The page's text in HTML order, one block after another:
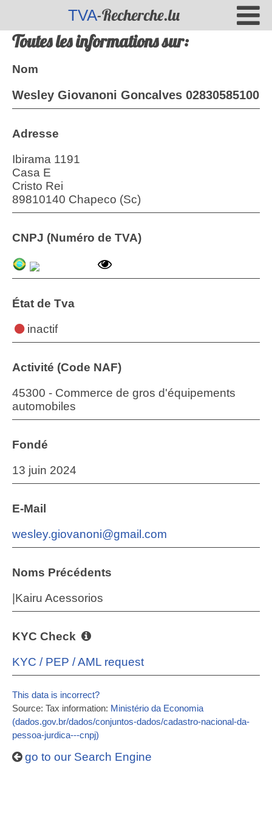
TVA-Recherche.lu
Toutes les informations sur:
Nom
Wesley Giovanoni Goncalves 02830585100
Adresse
Ibirama 1191
Casa E
Cristo Rei
89810140 Chapeco (Sc)
CNPJ (Numéro de TVA)
État de Tva
inactif
Activité (Code NAF)
45300 - Commerce de gros d'équipements
automobiles
Fondé
13 juin 2024
E-Mail
wesley.giovanoni@gmail.com
Noms Précédents
|Kairu Acessorios
KYC Check
KYC / PEP / AML request
This data is incorrect?
Source: Tax information: Ministério da Economia
(dados.gov.br/dados/conjuntos-dados/cadastro-nacional-da-
pessoa-jurdica---cnpj)
go to our Search Engine